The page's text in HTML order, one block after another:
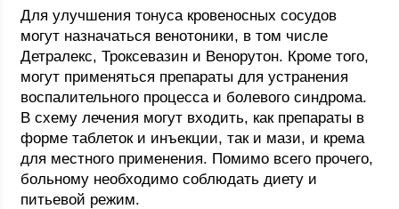
Для улучшения тонуса кровеносных сосудов
могут назначаться венотоники, в том числе
Детралекс, Троксевазин и Венорутон. Кроме того,
могут применяться препараты для устранения
воспалительного процесса и болевого синдрома.
В схему лечения могут входить, как препараты в
форме таблеток и инъекции, так и мази, и крема
для местного применения. Помимо всего прочего,
больному необходимо соблюдать диету и
питьевой режим.